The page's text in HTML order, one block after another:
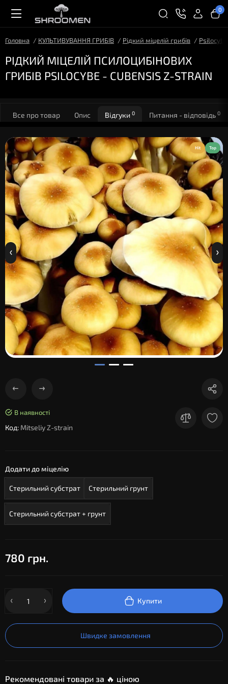
0
Головна КУЛЬТИВУВАННЯ ГРИБІВ Рідкий міцелій грибів
РІДКИЙ МІЦЕЛІЙ ПСИЛОЦИБІНОВИХ
ГРИБІВ PSILOCYBE - CUBENSIS Z-STRAIN
Все про товар Опис Відгуки 0 Питання - відповідь 0
Hit Top
В наявності
Код: Mitseliy Z-strain
Додати до міцелію
Стерильний субстрат Стерильний грунт
Стерильний субстрат + грунт
780 грн.
Купити
Швидке замовлення
Рекомендовані товари за 🔥 ціною